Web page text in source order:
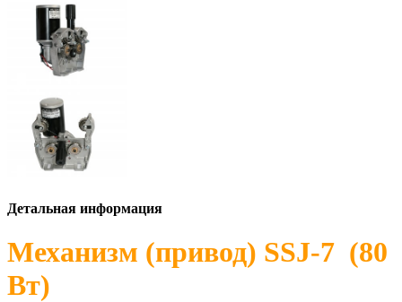
Детальная информация
Механизм (привод) SSJ-7 (80
Вт)